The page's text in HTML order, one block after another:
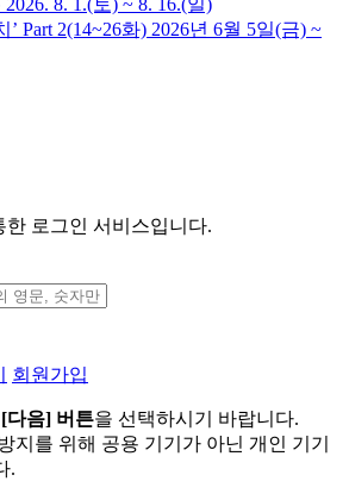
한 로그인 서비스입니다.
회원가입
[다음] 버튼을 선택하시기 바랍니다.
지를 위해 공용 기기가 아닌 개인 기기
.